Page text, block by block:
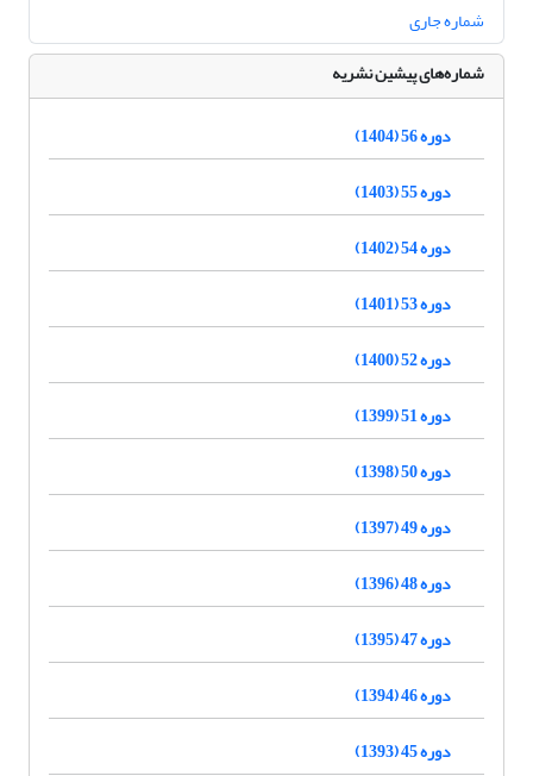
شماره جاری
شماره‌های پیشین نشریه
دوره 56 (1404)
دوره 55 (1403)
دوره 54 (1402)
دوره 53 (1401)
دوره 52 (1400)
دوره 51 (1399)
دوره 50 (1398)
دوره 49 (1397)
دوره 48 (1396)
دوره 47 (1395)
دوره 46 (1394)
دوره 45 (1393)